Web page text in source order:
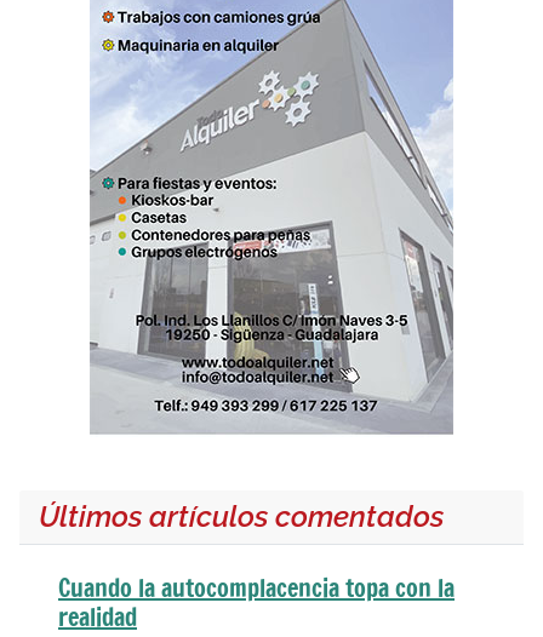
Últimos artículos comentados
Cuando la autocomplacencia topa con la
realidad